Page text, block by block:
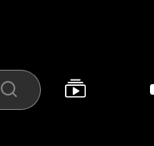
Search